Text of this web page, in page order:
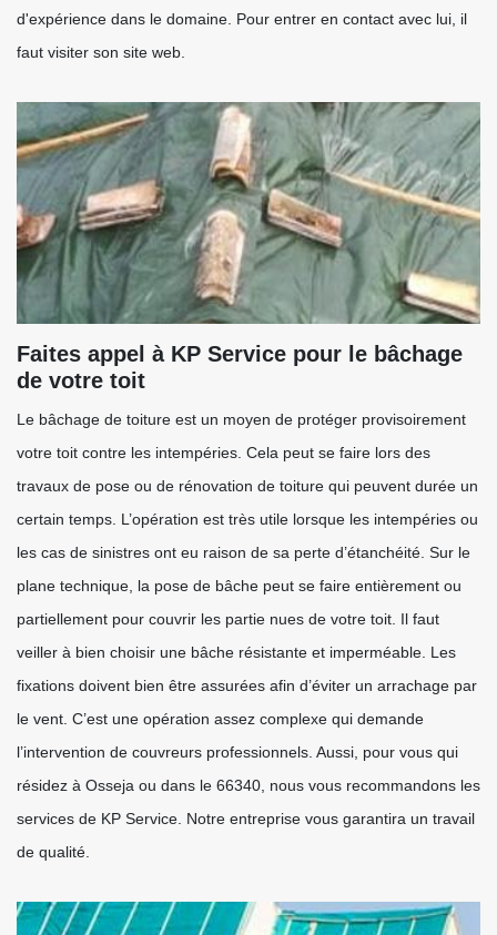
d'expérience dans le domaine. Pour entrer en contact avec lui, il
faut visiter son site web.
Faites appel à KP Service pour le bâchage
de votre toit
Le bâchage de toiture est un moyen de protéger provisoirement
votre toit contre les intempéries. Cela peut se faire lors des
travaux de pose ou de rénovation de toiture qui peuvent durée un
certain temps. L’opération est très utile lorsque les intempéries ou
les cas de sinistres ont eu raison de sa perte d’étanchéité. Sur le
plane technique, la pose de bâche peut se faire entièrement ou
partiellement pour couvrir les partie nues de votre toit. Il faut
veiller à bien choisir une bâche résistante et imperméable. Les
fixations doivent bien être assurées afin d’éviter un arrachage par
le vent. C’est une opération assez complexe qui demande
l’intervention de couvreurs professionnels. Aussi, pour vous qui
résidez à Osseja ou dans le 66340, nous vous recommandons les
services de KP Service. Notre entreprise vous garantira un travail
de qualité.